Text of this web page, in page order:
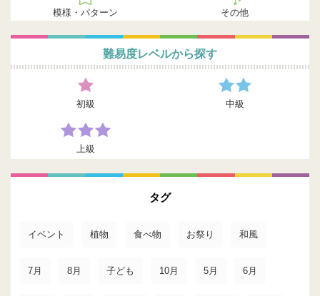
模様・パターン その他
難易度レベルから探す
初級 中級
上級
タグ
イベント 植物 食べ物 お祭り 和風
7月 8月 子ども 10月 5月 6月